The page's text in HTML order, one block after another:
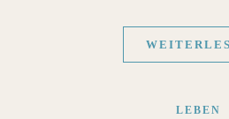
LEBEN